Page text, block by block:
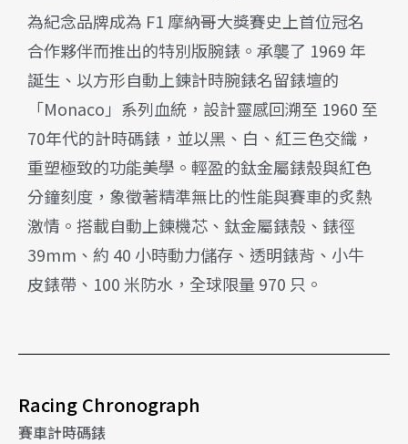
為紀念品牌成為 F1 摩納哥大獎賽史上首位冠名
合作夥伴而推出的特別版腕錶。承襲了 1969 年
誕生、以方形自動上鍊計時腕錶名留錶壇的
「Monaco」系列血統，設計靈感回溯至 1960 至
70年代的計時碼錶，並以黑、白、紅三色交織，
重塑極致的功能美學。輕盈的鈦金屬錶殼與紅色
分鐘刻度，象徵著精準無比的性能與賽車的炙熱
激情。搭載自動上鍊機芯、鈦金屬錶殼、錶徑
39mm、約 40 小時動力儲存、透明錶背、小牛
皮錶帶、100 米防水，全球限量 970 只。
Racing Chronograph
賽車計時碼錶